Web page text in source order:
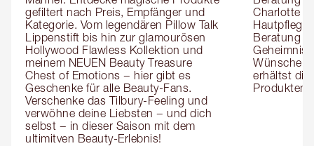
gefiltert nach Preis, Empfänger und
Kategorie. Vom legendären Pillow Talk
Lippenstift bis hin zur glamourösen
Hollywood Flawless Kollektion und
meinem NEUEN Beauty Treasure
Chest of Emotions − hier gibt es
Geschenke für alle Beauty-Fans.
Verschenke das Tilbury-Feeling und
verwöhne deine Liebsten − und dich
selbst − in dieser Saison mit dem
ultimitven Beauty-Erlebnis!
Charlotte
Beratung
Wünsche
erhältst die